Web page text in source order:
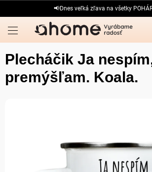
na
obsah
📢Dnes veľká zľava na všetky
Plecháčik Ja
premýšľam. Koala.